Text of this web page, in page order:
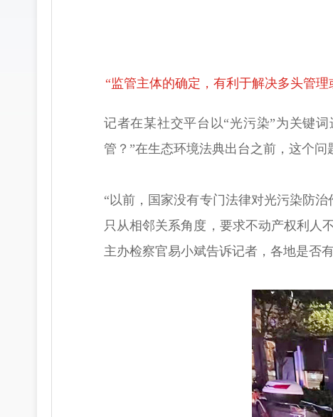
“监管主体的确定，有利于解决多头管
记者在某社交平台以“光污染”为关键
管？”在生态环境法典出台之前，这个问
“以前，国家没有专门法律对光污染防
只从相邻关系角度，要求不动产权利人
主办检察官易小斌告诉记者，各地是否